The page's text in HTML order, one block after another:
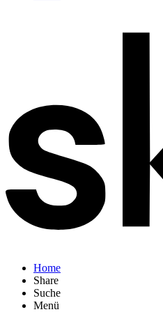
Home
Share
Suche
Menü